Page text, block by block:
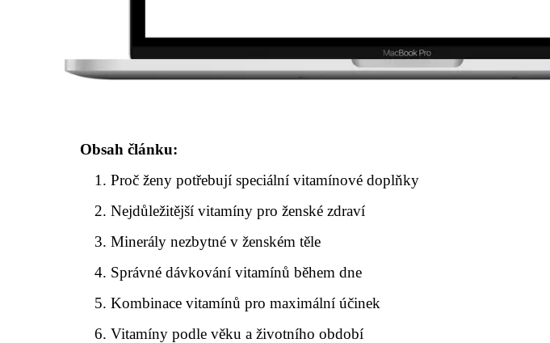
Obsah článku:
Proč ženy potřebují speciální vitamínové doplňky
Nejdůležitější vitamíny pro ženské zdraví
Minerály nezbytné v ženském těle
Správné dávkování vitamínů během dne
Kombinace vitamínů pro maximální účinek
Vitamíny podle věku a životního období